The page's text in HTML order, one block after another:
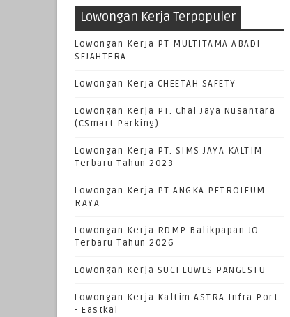
Lowongan Kerja Terpopuler
Lowongan Kerja PT MULTITAMA ABADI
SEJAHTERA
Lowongan Kerja CHEETAH SAFETY
Lowongan Kerja PT. Chai Jaya Nusantara
(CSmart Parking)
Lowongan Kerja PT. SIMS JAYA KALTIM
Terbaru Tahun 2023
Lowongan Kerja PT ANGKA PETROLEUM
RAYA
Lowongan Kerja RDMP Balikpapan JO
Terbaru Tahun 2026
Lowongan Kerja SUCI LUWES PANGESTU
Lowongan Kerja Kaltim ASTRA Infra Port
- Eastkal